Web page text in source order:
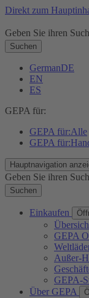
Direkt zum
Geben Sie ihren
Suchen
GermanDE
EN
ES
GEPA für:
GEPA für:Alle
GEPA für:
Hauptnavigation
Geben Sie ihren
Suchen
Einkaufen
GEPA
Außer-
GEPA-
Über GEPA